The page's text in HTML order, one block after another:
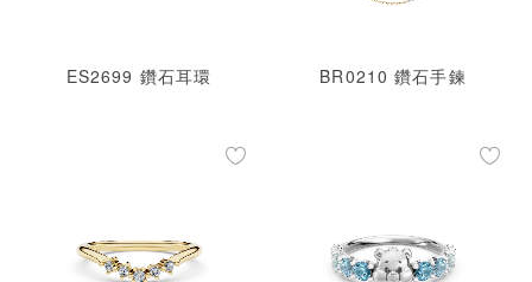
ES2699 鑽石耳環 BR0210 鑽石手鍊